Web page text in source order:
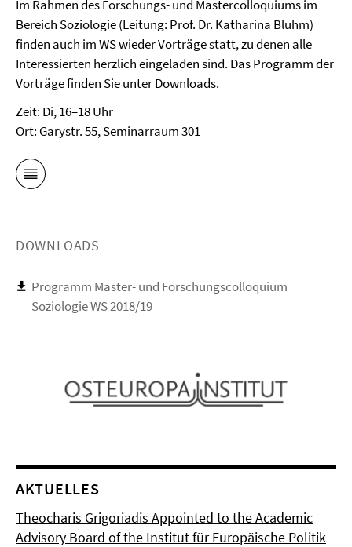
Im Rahmen des Forschungs- und Mastercolloquiums im
Bereich Soziologie (Leitung: Prof. Dr. Katharina Bluhm)
finden auch im WS wieder Vorträge statt, zu denen alle
Interessierten herzlich eingeladen sind. Das Programm der
Vorträge finden Sie unter Downloads.
Zeit: Di, 16–18 Uhr
Ort: Garystr. 55, Seminarraum 301
DOWNLOADS
Programm Master- und Forschungscolloquium
Soziologie WS 2018/19
AKTUELLES
Theocharis Grigoriadis Appointed to the Academic
Advisory Board of the Institut für Europäische Politik